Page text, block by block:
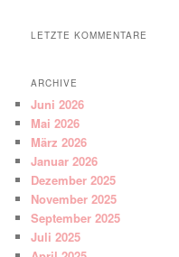
LETZTE KOMMENTARE
ARCHIVE
Juni 2026
Mai 2026
März 2026
Januar 2026
Dezember 2025
November 2025
September 2025
Juli 2025